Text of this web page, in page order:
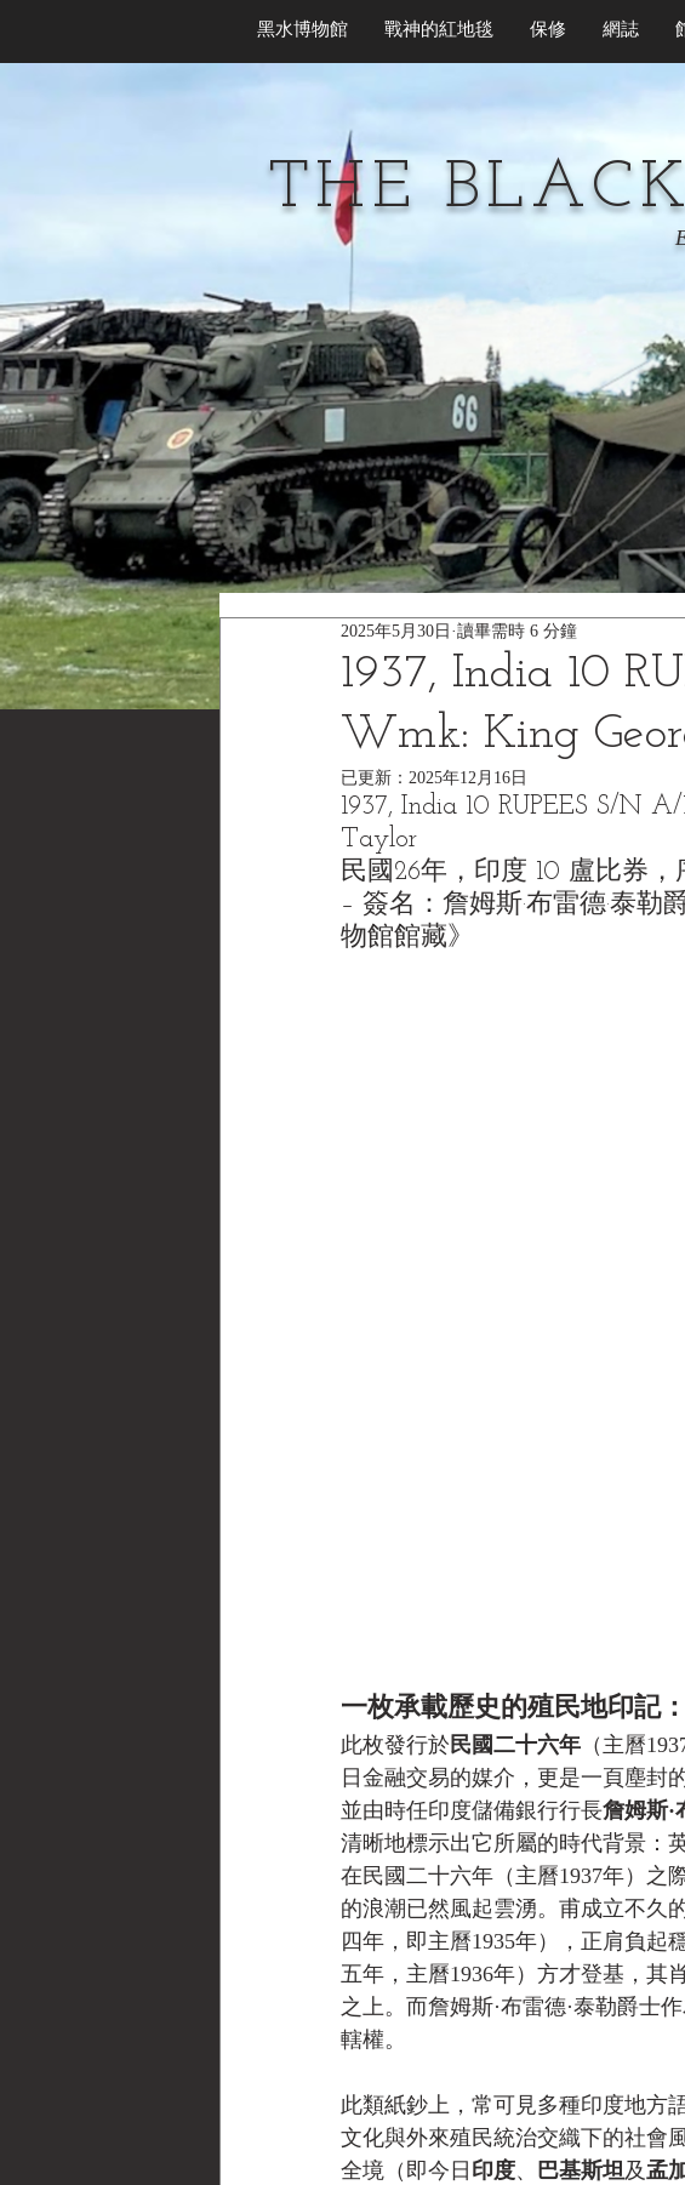
黑水博物館 戰神的紅地毯 保修 網誌
THE
1937, India 10
Wmk: King
2025年5月30日 讀畢需時 6 分鐘
已更新： 2025年12月16日
1937, India 10 RUPEES S/N
Taylor
民國26年，印度 10 盧比券
– 簽名：詹姆斯·布雷德·泰勒
物館館藏》
一枚承載歷史的殖民地印記
此枚發行於民國二十六年 （主曆
日金融交易的媒介，更是一頁塵
並由時任印度儲備銀行行長詹姆斯·
清晰地標示出它所屬的時代背景：
在民國二十六年（主曆1937年）之
的浪潮已然風起雲湧。甫成立不久
四年，即主曆1935年），正肩負起
五年，主曆1936年）方才登基，其
之上。而詹姆斯·布雷德·泰勒爵士
轄權。
此類紙鈔上，常可見多種印度地方
文化與外來殖民統治交織下的社會
全境（即今日 印度、 巴基斯坦 及 孟